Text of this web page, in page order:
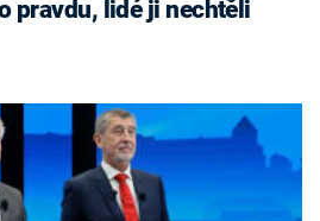
pravdu, lidé ji nechtěli